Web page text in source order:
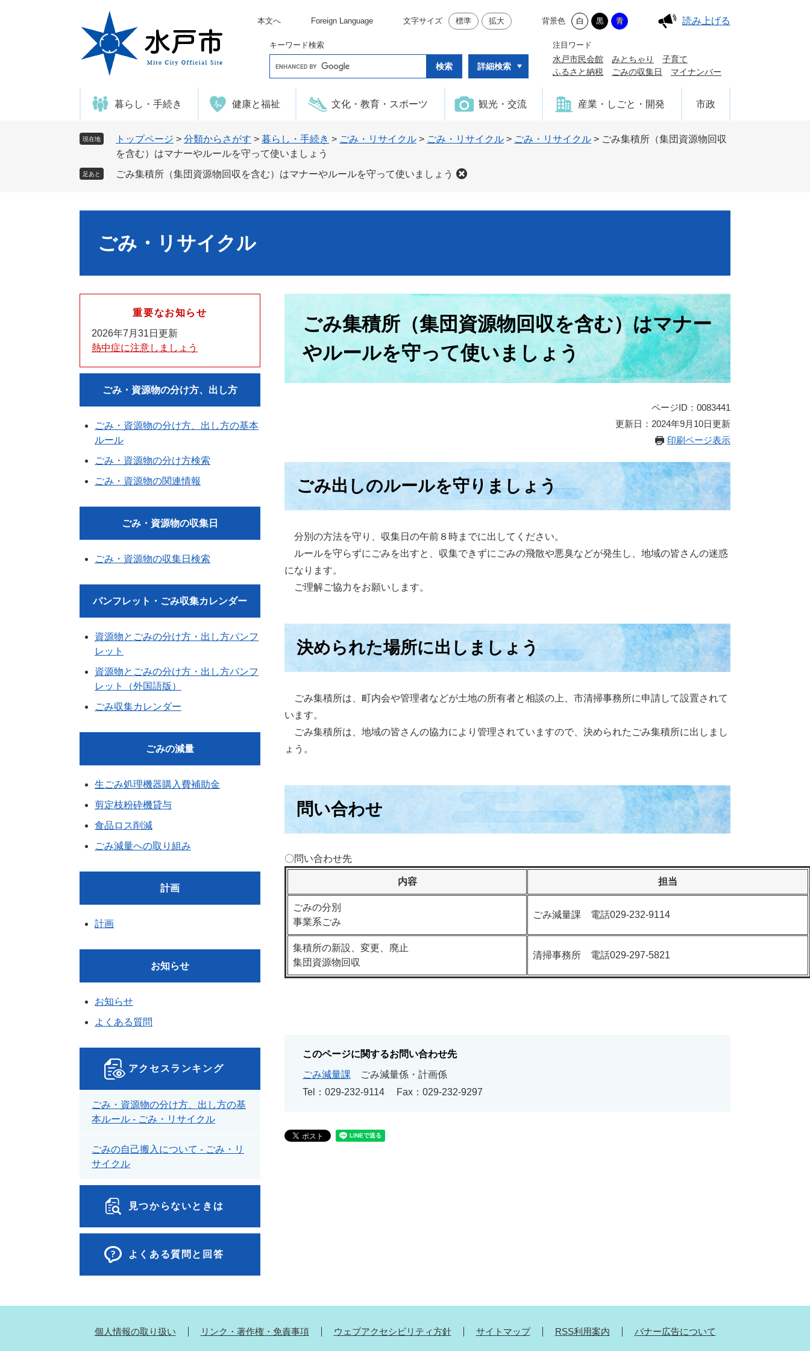
本文へ Foreign Language 文字サイズ 標準 拡大 背景色 白 黒 青 読み上げる
キーワード検索
o
e
タ
ム
検
詳細検索
注目ワード
水戸市民会館 みとちゃり
子育て
ふるさと納税
ごみの収集日 マイナンバー
暮らし・手続き 健康と福祉 文化・教育・スポーツ 観光・交流 産業・しごと・開発 市政
現在地 トップページ > 分類からさがす > 暮らし・手続き > ごみ・リサイクル > ごみ・リサイクル > ごみ・リサイクル > ごみ集積所（集団資源物回収
を含む）はマナーやルールを守って使いましょう
足あと ごみ集積所（集団資源物回収を含む）はマナーやルールを守って使いましょう
ごみ・リサイクル
ごみ集積所（集団資源物回収を含む）はマナー
やルールを守って使いましょう
ページID：0083441
更新日：2024年9月10日更新
印刷ページ表示
ごみ出しのルールを守りましょう
分別の方法を守り、収集日の午前８時までに出してください。
ルールを守らずにごみを出すと、収集できずにごみの飛散や悪臭などが発生し、地域の皆さんの迷惑
になります。
ご理解ご協力をお願いします。
決められた場所に出しましょう
ごみ集積所は、町内会や管理者などが土地の所有者と相談の上、市清掃事務所に申請して設置されて
います。
ごみ集積所は、地域の皆さんの協力により管理されていますので、決められたごみ集積所に出しまし
ょう。
問い合わせ
〇問い合わせ先
内容 担当
ごみの分別
事業系ごみ
ごみ減量課 電話029-232-9114
集積所の新設、変更、廃止
集団資源物回収
清掃事務所 電話029-297-5821
このページに関するお問い合わせ先
ごみ減量課
ごみ減量係・計画係
Tel：029-232-9114
Fax：029-232-9297
重要なお知らせ
2026年7月31日更新
熱中症に注意しましょう
ごみ・資源物の分け方、出し方
ごみ・資源物の分け方、出し方の基本
ルール
ごみ・資源物の分け方検索
ごみ・資源物の関連情報
ごみ・資源物の収集日
ごみ・資源物の収集日検索
パンフレット・ごみ収集カレンダー
資源物とごみの分け方・出し方パンフ
レット
資源物とごみの分け方・出し方パンフ
レット（外国語版）
ごみ収集カレンダー
ごみの減量
生ごみ処理機器購入費補助金
剪定枝粉砕機貸与
食品ロス削減
ごみ減量への取り組み
計画
計画
お知らせ
お知らせ
よくある質問
アクセスランキング
ごみ・資源物の分け方、出し方の基
本ルール - ごみ・リサイクル
ごみの自己搬入について - ごみ・リ
サイクル
見つからないときは
よくある質問と回答
個人情報の取り扱い リンク・著作権・免責事項 ウェブアクセシビリティ方針 サイトマップ RSS利用案内 バナー広告について